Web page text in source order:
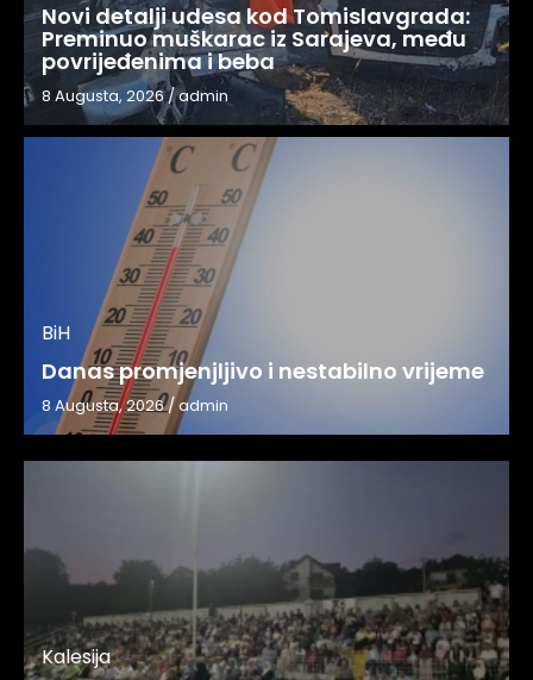
Novi detalji udesa kod Tomislavgrada:
Preminuo muškarac iz Sarajeva, među
povrijeđenima i beba
8 Augusta, 2026/admin
BiH
Danas promjenjljivo i nestabilno vrijeme
8 Augusta, 2026/admin
Kalesija